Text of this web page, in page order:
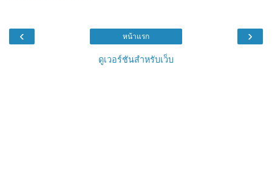
‹ ›
หน้าแรก
ดูเวอร์ชันสำหรับเว็บ